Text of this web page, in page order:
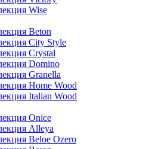
Wise
Beton
City Style
Crystal
Domino
Granella
Home Wood
Italian Wood
Onice
Alleya
Beloe Ozero